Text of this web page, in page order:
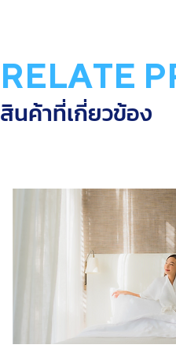
RELATE
สินค้าที่เกี่ยวข้อง